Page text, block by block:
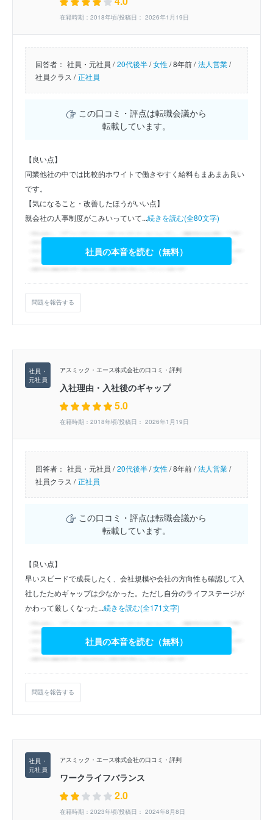
在籍時期：2018年頃/投稿日： 2026年1月19日
回答者： 社員・元社員 / 20代後半/女性/8年前 / 法人営業/
社員クラス / 正社員
この口コミ・評点は転職会議から
転載しています。
【良い点】
同業他社の中では比較的ホワイトで働きやすく給料もまあまあ良い
です。
【気になること・改善したほうがいい点】
親会社の人事制度がこみいっていて...続きを読む(全80文字)
社員の本音を読む（無料）
問題を報告する
アスミック・エース株式会社の口コミ・評判
入社理由・入社後のギャップ
5.0
在籍時期：2018年頃/投稿日： 2026年1月19日
回答者： 社員・元社員 / 20代後半/女性/8年前 / 法人営業/
社員クラス / 正社員
この口コミ・評点は転職会議から
転載しています。
【良い点】
早いスピードで成長したく、会社規模や会社の方向性も確認して入
社したためギャップは少なかった。ただし自分のライフステージが
かわって厳しくなった...続きを読む(全171文字)
社員の本音を読む（無料）
問題を報告する
アスミック・エース株式会社の口コミ・評判
ワークライフバランス
2.0
在籍時期：2023年頃/投稿日： 2024年8月8日